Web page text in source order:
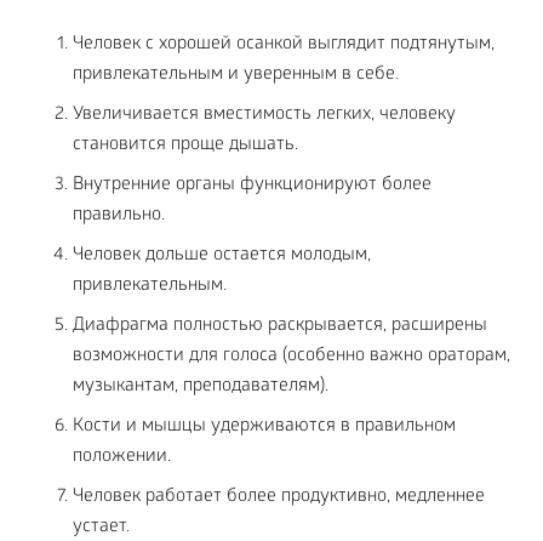
Человек с хорошей осанкой выглядит подтянутым,
привлекательным и уверенным в себе.
Увеличивается вместимость легких, человеку
становится проще дышать.
Внутренние органы функционируют более
правильно.
Человек дольше остается молодым,
привлекательным.
Диафрагма полностью раскрывается, расширены
возможности для голоса (особенно важно ораторам,
музыкантам, преподавателям).
Кости и мышцы удерживаются в правильном
положении.
Человек работает более продуктивно, медленнее
устает.